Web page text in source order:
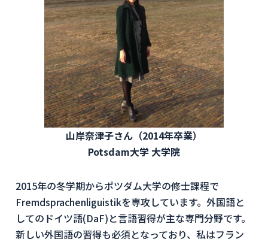
山岸奈津子さん（2014年卒業）
Potsdam大学 大学院
2015年の冬学期からポツダム大学の修士課程で
Fremdsprachenliguistikを専攻しています。外国語と
してのドイツ語(DaF)と言語習得が主な専門分野です。
新しい外国語の習得も必須となっており、私はフラン